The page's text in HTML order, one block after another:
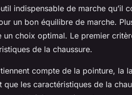
indispensable de marche qu’il
un bon équilibre de marche.
choix optimal. Le premier
de la chaussure.
compte de la pointure, la
les caractéristiques de la